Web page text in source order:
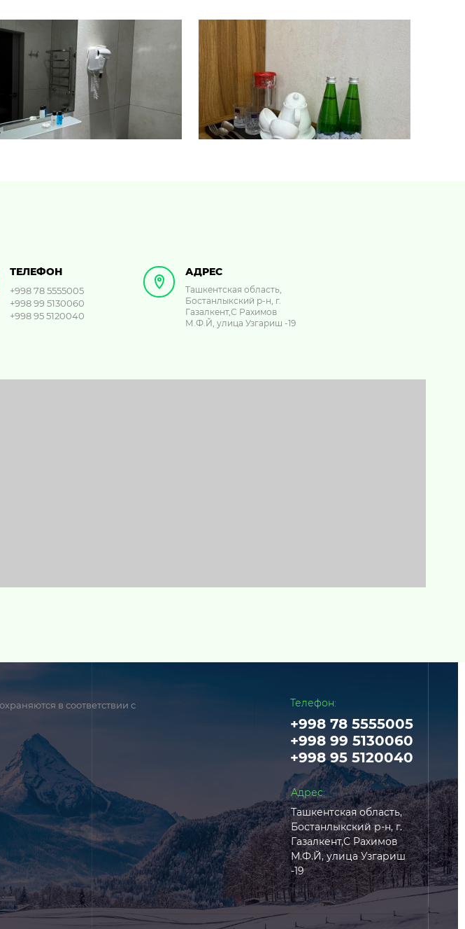
ТЕЛЕФОН
+998 78 5555005
+998 99 5130060
+998 95 5120040
АДРЕС
Ташкентская область,
Бостанлыкский р-н, г.
Газалкент,С Рахимов
М.Ф.Й, улица Узгариш -19
в соответствии с
Телефон:
+998 78 5555005
+998 99 5130060
+998 95 5120040
Адрес:
Ташкентская область,
Бостанлыкский р-н, г.
Газалкент,С Рахимов
М.Ф.Й, улица Узгариш
-19